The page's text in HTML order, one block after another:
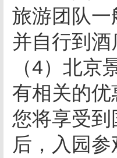
旅游团队
并自行到
（4）北
有相关的
您将享受
后，入园